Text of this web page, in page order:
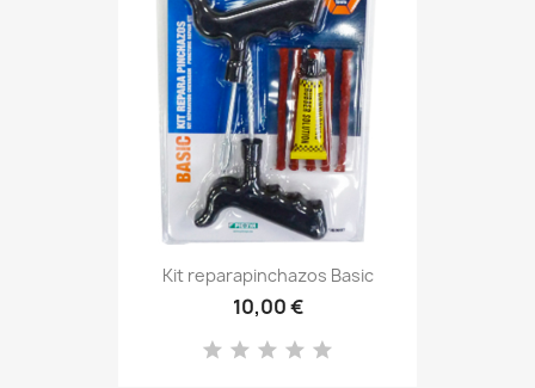
Kit reparapinchazos Basic
10,00 €